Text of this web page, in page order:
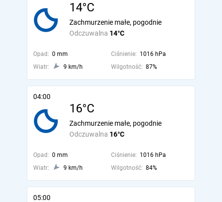
14°C
Odczuwalna 14°C
Zachmurzenie małe, pogodnie
Opad: 0 mm Ciśnienie: 1016 hPa
Wiatr:
9 km/h Wilgotność: 87%
04:00
16°C
Odczuwalna 16°C
Zachmurzenie małe, pogodnie
Opad: 0 mm Ciśnienie: 1016 hPa
Wiatr:
9 km/h Wilgotność: 84%
05:00